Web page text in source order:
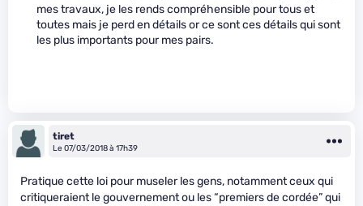
mes travaux, je les rends compréhensible pour tous et
toutes mais je perd en détails or ce sont ces détails qui sont
les plus importants pour mes pairs.
tiret
Le 07/03/2018 à 17h39
Pratique cette loi pour museler les gens, notamment ceux qui
critiqueraient le gouvernement ou les “premiers de cordée” qui